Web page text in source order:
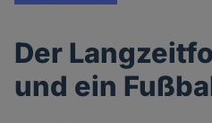
Der
und ein